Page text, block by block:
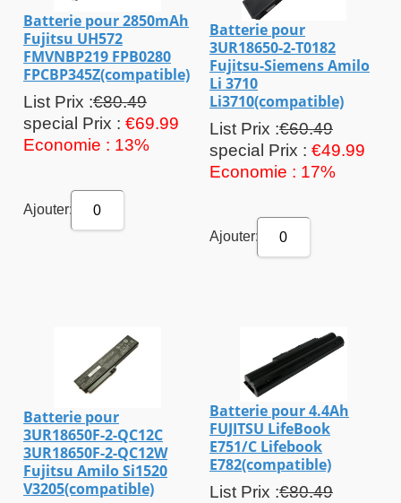
Batterie pour 2850mAh
Fujitsu UH572
FMVNBP219 FPB0280
FPCBP345Z(compatible)
List Prix :€80.49
special Prix : €69.99
Economie : 13%
Ajouter: 0
Batterie pour
3UR18650-2-T0182
Fujitsu-Siemens Amilo
Li 3710
Li3710(compatible)
List Prix :€60.49
special Prix : €49.99
Economie : 17%
Ajouter: 0
Batterie pour
3UR18650F-2-QC12C
3UR18650F-2-QC12W
Fujitsu Amilo Si1520
V3205(compatible)
Batterie pour 4.4Ah
FUJITSU LifeBook
E751/C Lifebook
E782(compatible)
List Prix :€80.49